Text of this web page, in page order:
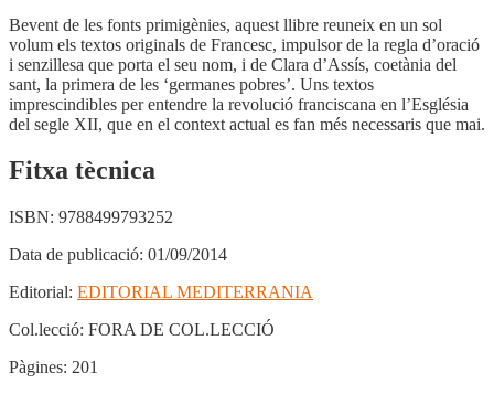
Bevent de les fonts primigènies, aquest llibre reuneix en un sol
volum els textos originals de Francesc, impulsor de la regla d’oració
i senzillesa que porta el seu nom, i de Clara d’Assís, coetània del
sant, la primera de les ‘germanes pobres’. Uns textos
imprescindibles per entendre la revolució franciscana en l’Església
del segle XII, que en el context actual es fan més necessaris que mai.
Fitxa tècnica
ISBN: 9788499793252
Data de publicació: 01/09/2014
Editorial: EDITORIAL MEDITERRANIA
Col.lecció: FORA DE COL.LECCIÓ
Pàgines: 201